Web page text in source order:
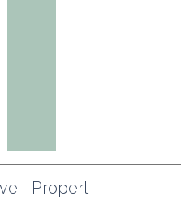
Propert